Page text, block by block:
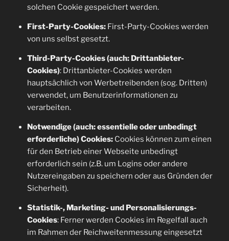
solchen Cookie gespeichert werden.
First-Party-Cookies:First-Party-Cookies werden
von uns selbst gesetzt.
Third-Party-Cookies (auch: Drittanbieter-
Cookies): Drittanbieter-Cookies werden
hauptsächlich von Werbetreibenden (sog. Dritten)
verwendet, um Benutzerinformationen zu
verarbeiten.
Notwendige (auch: essentielle oder unbedingt
erforderliche) Cookies:Cookies können zum einen
für den Betrieb einer Webseite unbedingt
erforderlich sein (z.B. um Logins oder andere
Nutzereingaben zu speichern oder aus Gründen der
Sicherheit).
Statistik-, Marketing- und Personalisierungs-
Cookies: Ferner werden Cookies im Regelfall auch
im Rahmen der Reichweitenmessung eingesetzt